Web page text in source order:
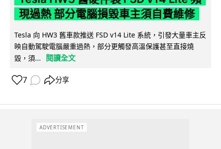
現過熱 部分電腦損毀車主須自費維修
Tesla 向 HW3 舊車款推送 FSD v14 Lite 系統，引發大量車主反
映自動駕駛電腦嚴重過熱，部分更觸發高溫保護甚至直接燒
毀，須...
閱讀全文
7 分享
ADVERTISEMENT